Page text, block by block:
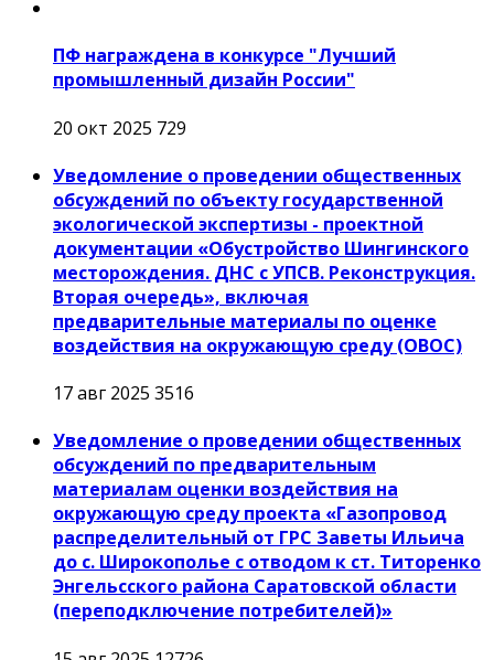
ПФ награждена в конкурсе "Лучший
промышленный дизайн России"
20 окт 2025 729
Уведомление о проведении общественных
обсуждений по объекту государственной
экологической экспертизы - проектной
документации «Обустройство Шингинского
месторождения. ДНС с УПСВ. Реконструкция.
Вторая очередь», включая
предварительные материалы по оценке
воздействия на окружающую среду (ОВОС)
17 авг 2025 3516
Уведомление о проведении общественных
обсуждений по предварительным
материалам оценки воздействия на
окружающую среду проекта «Газопровод
распределительный от ГРС Заветы Ильича
до с. Широкополье с отводом к ст. Титоренко
Энгельсского района Саратовской области
(переподключение потребителей)»